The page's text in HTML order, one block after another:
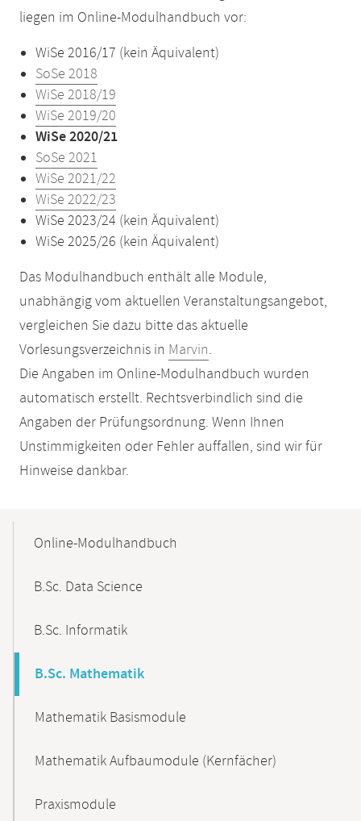
liegen im Online-Modulhandbuch vor:
WiSe 2016/17 (kein Äquivalent)
SoSe 2018
WiSe 2018/19
WiSe 2019/20
WiSe 2020/21
SoSe 2021
WiSe 2021/22
WiSe 2022/23
WiSe 2023/24 (kein Äquivalent)
WiSe 2025/26 (kein Äquivalent)
Das Modulhandbuch enthält alle Module,
unabhängig vom aktuellen Veranstaltungsangebot,
vergleichen Sie dazu bitte das aktuelle
Vorlesungsverzeichnis in Marvin.
Die Angaben im Online-Modulhandbuch wurden
automatisch erstellt. Rechtsverbindlich sind die
Angaben der Prüfungsordnung. Wenn Ihnen
Unstimmigkeiten oder Fehler auffallen, sind wir für
Hinweise dankbar.
NavigationOnline-Modulhandbuch
B.Sc. Data Science
B.Sc. Informatik
B.Sc. Mathematik
Mathematik Basismodule
Mathematik Aufbaumodule (Kernfächer)
Praxismodule